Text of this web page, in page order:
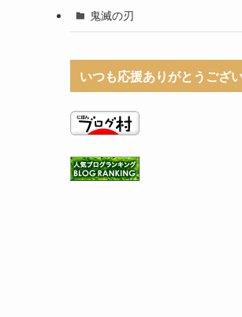
鬼滅の刃
いつも応援ありがとうござ